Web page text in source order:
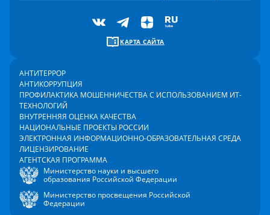
КАРТА САЙТА
АНТИТЕРРОР
АНТИКОРРУПЦИЯ
ПРОФИЛАКТИКА МОШЕННИЧЕСТВА С ИСПОЛЬЗОВАНИЕМ ИТ-
ТЕХНОЛОГИЙ
ВНУТРЕННЯЯ ОЦЕНКА КАЧЕСТВА
НАЦИОНАЛЬНЫЕ ПРОЕКТЫ РОССИИ
ЭЛЕКТРОННАЯ ИНФОРМАЦИОННО-ОБРАЗОВАТЕЛЬНАЯ СРЕДА
ЛИЦЕНЗИРОВАНИЕ
АГЕНТСКАЯ ПРОГРАММА
Министерство науки и высшего
образования Российской Федерации
Министерство просвещения Российской
Федерации